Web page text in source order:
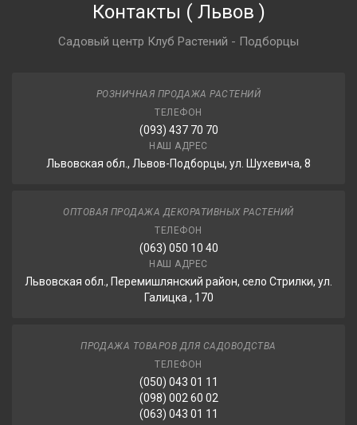
Контакты ( Львов )
Садовый центр Клуб Растений - Подборцы
РОЗНИЧНАЯ ПРОДАЖА РАСТЕНИЙ
ТЕЛЕФОН
(093) 437 70 70
НАШ АДРЕС
Львовская обл., Львов-Подборцы, ул. Шухевича, 8
ОПТОВАЯ ПРОДАЖА ДЕКОРАТИВНЫХ РАСТЕНИЙ
ТЕЛЕФОН
(063) 050 10 40
НАШ АДРЕС
Львовская обл., Перемишлянский район, село Стрилки, ул.
Галицка , 170
ПРОДАЖА ТОВАРОВ ДЛЯ САДОВОДСТВА
ТЕЛЕФОН
(050) 043 01 11
(098) 002 60 02
(063) 043 01 11